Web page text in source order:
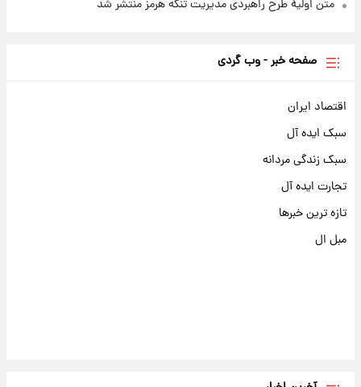
متن اولیۀ طرح راهبردی مدیریت تنگه هرمز منتشر شد
صفحه خبر - وب گردی
اقتصاد ایران
سبک ایده آل
سبک زندگی مردانه
تجارت ایده آل
تازه ترین خبرها
مبل ال